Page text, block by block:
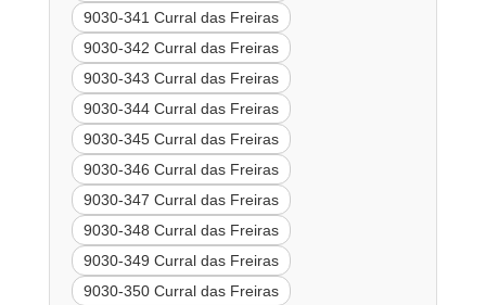
9030-341 Curral das Freiras
9030-342 Curral das Freiras
9030-343 Curral das Freiras
9030-344 Curral das Freiras
9030-345 Curral das Freiras
9030-346 Curral das Freiras
9030-347 Curral das Freiras
9030-348 Curral das Freiras
9030-349 Curral das Freiras
9030-350 Curral das Freiras